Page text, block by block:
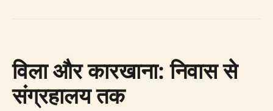
विला और कारखाना: निवास से
संग्रहालय तक